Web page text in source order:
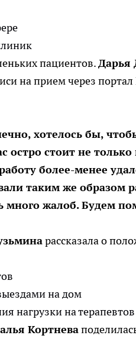
пациентов.Дарья
на прием через портал
хотелось бы,
остро стоит не
более-менее
таким же образом
жалоб. Будем
рассказала о
на дом
нагрузки на терапевтов
Кортнева